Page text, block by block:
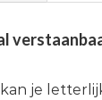
kan je